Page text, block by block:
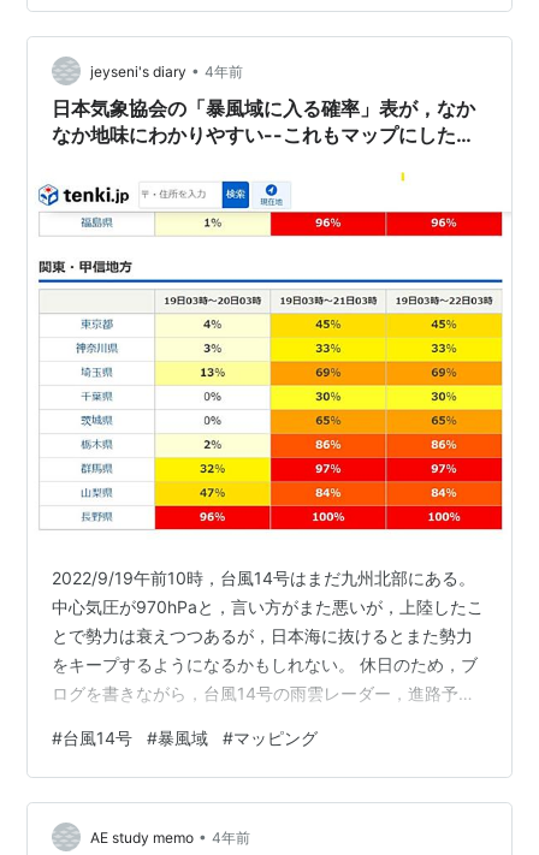
GISシーンの視覚効果をどのようにして向上させることが
できるでしょうか？本日は、Wings Engineというツール
をご紹介します。これ…
jeyseni's diary • 4年前
日本気象協会の「暴風域に入る確率」表が，なか
なか地味にわかりやすい--これもマップにした方
2022/9/19午前10時，台風14号はまだ九州北部にある。
中心気圧が970hPaと，言い方がまた悪いが，上陸したこ
とで勢力は衰えつつあるが，日本海に抜けるとまた勢力
をキープするようになるかもしれない。 休日のため，ブ
ログを書きながら，台風14号の雨雲レーダー，進路予
ちょうど，神奈川から東京，埼玉，栃木にかけて長い連
続した豪雨雲群がつながっている。しかし，雲の動きが
不安定で，強く降ったりまったく降らなかったりで，予
測がつかない。この豪雨雲群の周辺での降水パターンを
#台風14号 #暴風域 #マッピング
AE study memo • 4年前